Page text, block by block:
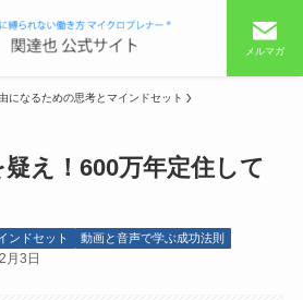
メルマガ
になるための思考とマインドセット
え！600万年定住して
ンドセット 動画と音声で学ぶ成功法則
月3日